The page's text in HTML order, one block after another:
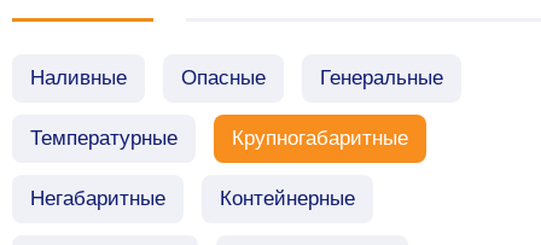
Наливные Опасные Генеральные
Температурные Крупногабаритные
Негабаритные Контейнерные